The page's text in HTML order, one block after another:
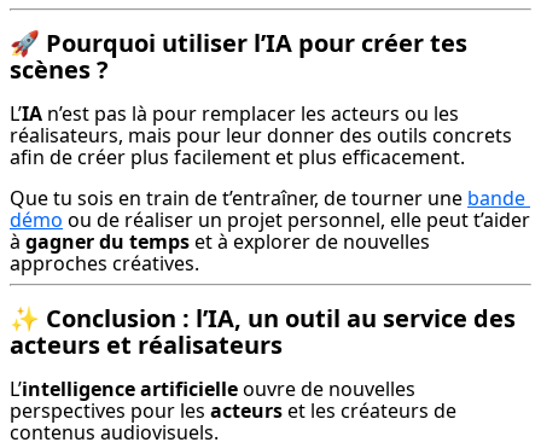
🚀 Pourquoi utiliser l’IA pour créer tes
scènes ?
L’IA n’est pas là pour remplacer les acteurs ou les
réalisateurs, mais pour leur donner des outils concrets
afin de créer plus facilement et plus efficacement.
Que tu sois en train de t’entraîner, de tourner une bande
démo ou de réaliser un projet personnel, elle peut t’aider
à gagner du temps et à explorer de nouvelles
approches créatives.
✨ Conclusion : l’IA, un outil au service des
acteurs et réalisateurs
L’intelligence artificielle ouvre de nouvelles
perspectives pour les acteurs et les créateurs de
contenus audiovisuels.